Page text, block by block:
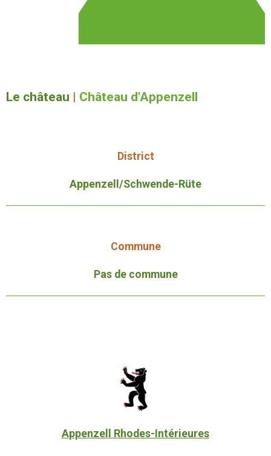
Le château | Château d'Appenzell
District
Appenzell/Schwende-Rüte
Commune
Pas de commune
Appenzell Rhodes-Intérieures